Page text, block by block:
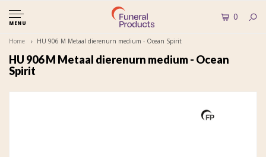
MENU
0
Home HU 906 M Metaal dierenurn medium - Ocean Spirit
HU 906 M Metaal dierenurn medium - Ocean
Spirit